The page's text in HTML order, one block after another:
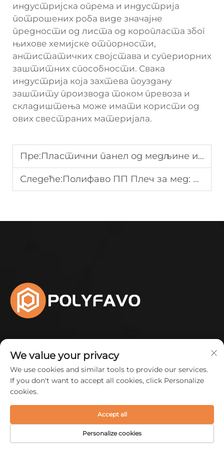
индустријска опрема и индустрија
потрошених роба виде значајне
предности од листа од коропласта због
њихове хемијске отпорности,
антистатичких својстава и супериорних
заштитних способности. Свака
индустрија која захтева поуздану
заштиту производа током превоза и
складиштења може имати користи од
ових свестраних материјала.
Пре:Пластични панел од медљине или картон: Који је бољи?
Следеће:Полифаво ПП Плеч за мед: Процес објашњен
Izaberite POLYFAVO kako biste osigurali budućnost vaše
lančane zalihe.
Наша компанија
We value your privacy
We use cookies and similar tools to provide our services.
If you don't want to accept all cookies, click Personalize
cookies.
Personalize cookies
Accept all